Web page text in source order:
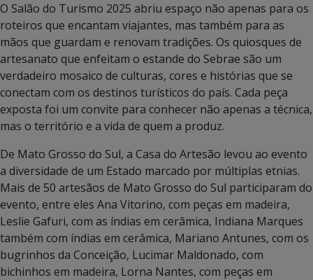
O Salão do Turismo 2025 abriu espaço não apenas para os
roteiros que encantam viajantes, mas também para as
mãos que guardam e renovam tradições. Os quiosques de
artesanato que enfeitam o estande do Sebrae são um
verdadeiro mosaico de culturas, cores e histórias que se
conectam com os destinos turísticos do país. Cada peça
exposta foi um convite para conhecer não apenas a técnica,
mas o território e a vida de quem a produz.
De Mato Grosso do Sul, a Casa do Artesão levou ao evento
a diversidade de um Estado marcado por múltiplas etnias.
Mais de 50 artesãos de Mato Grosso do Sul participaram do
evento, entre eles Ana Vitorino, com peças em madeira,
Leslie Gafuri, com as índias em cerâmica, Indiana Marques
também com índias em cerâmica, Mariano Antunes, com os
bugrinhos da Conceição, Lucimar Maldonado, com
bichinhos em madeira, Lorna Nantes, com peças em